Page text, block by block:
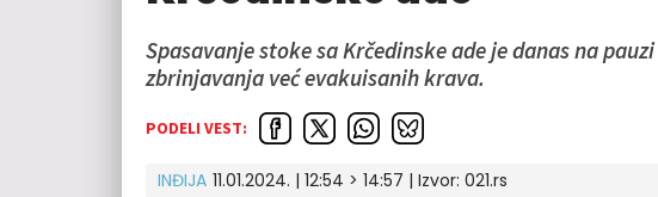
Spasavanje stoke sa Krčedinske ade je danas na
zbrinjavanja već evakuisanih krava.
PODELI VEST:
INĐIJA 11.01.2024. | 12:54 > 14:57 | Izvor: 021.rs